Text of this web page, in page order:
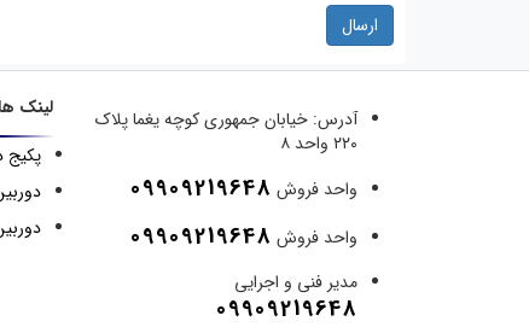
ارسال
آدرس: خیابان جمهوری کوچه یغما پلاک
۲۲۰ واحد ۸
واحد فروش 09909219648
واحد فروش 09909219648
مدیر فنی و اجرایی
09909219648
لینک
پکیج